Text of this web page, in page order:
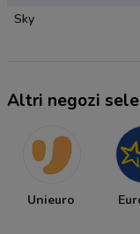
Sky
Altri negozi
Unieuro